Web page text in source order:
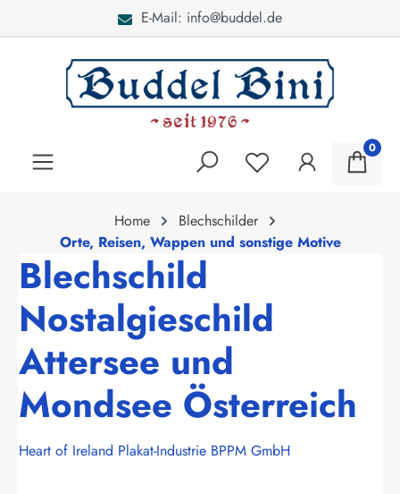
E-Mail: info@buddel.de
0
Home
Blechschilder
Orte, Reisen, Wappen und sonstige Motive
Blechschild
Nostalgieschild
Attersee und
Mondsee Österreich
Heart of Ireland Plakat-Industrie BPPM GmbH